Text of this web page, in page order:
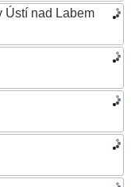
Ústí nad Labem